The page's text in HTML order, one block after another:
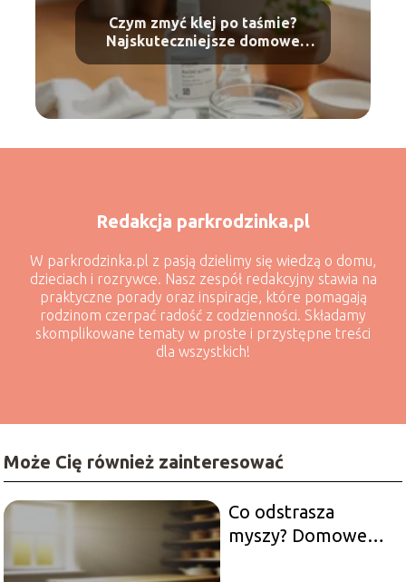
Czym zmyć klej po taśmie?
Najskuteczniejsze domowe
sposoby
Redakcja parkrodzinka.pl
W parkrodzinka.pl z pasją dzielimy się wiedzą o domu,
dzieciach i rozrywce. Nasz zespół redakcyjny stawia na
praktyczne porady oraz inspiracje, które pomagają
rodzinom czerpać radość z codzienności. Składamy
skomplikowane tematy w proste i przystępne treści
dla wszystkich!
Może Cię również zainteresować
Co odstrasza
myszy? Domowe